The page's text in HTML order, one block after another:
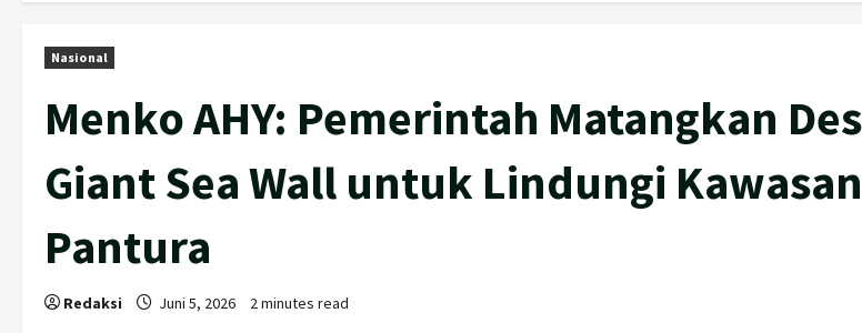
Nasional
Menko AHY: Pemerintah Matangkan
Giant Sea Wall untuk Lindungi Kawasan
Pantura
Redaksi Juni 5, 2026 2 minutes read